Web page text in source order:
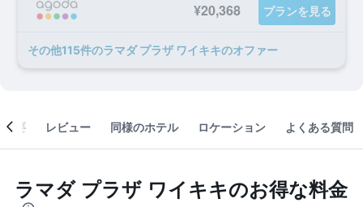
¥20,368 プランを見る
​その他115​件のラマダ プラザ ワイキキのオファー
概要 レビュー 同様のホテル ロケーション よくある質問
ラマダ プラザ ワイキキのお得な料金